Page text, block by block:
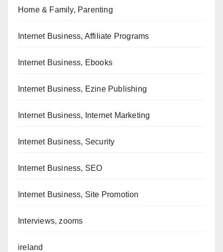
Home & Family, Parenting
Internet Business, Affiliate Programs
Internet Business, Ebooks
Internet Business, Ezine Publishing
Internet Business, Internet Marketing
Internet Business, Security
Internet Business, SEO
Internet Business, Site Promotion
Interviews, zooms
ireland